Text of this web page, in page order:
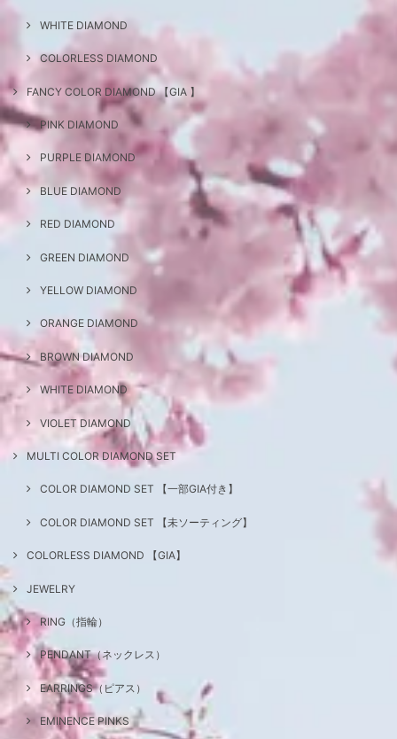
WHITE DIAMOND
COLORLESS DIAMOND
FANCY COLOR DIAMOND 【GIA 】
PINK DIAMOND
PURPLE DIAMOND
BLUE DIAMOND
RED DIAMOND
GREEN DIAMOND
YELLOW DIAMOND
ORANGE DIAMOND
BROWN DIAMOND
WHITE DIAMOND
VIOLET DIAMOND
MULTI COLOR DIAMOND SET
COLOR DIAMOND SET 【一部GIA付き】
COLOR DIAMOND SET 【未ソーティング】
COLORLESS DIAMOND 【GIA】
JEWELRY
RING（指輪）
PENDANT（ネックレス）
EARRINGS（ピアス）
EMINENCE PINKS